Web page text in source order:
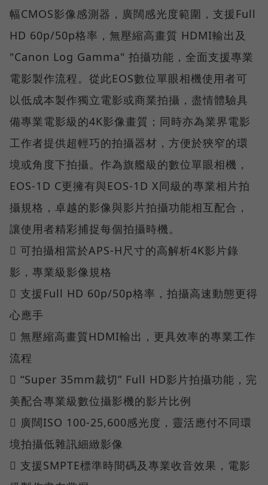
幅CMOS影像感測器，廣闊感光度範圍，支援Full
HD 60p/50p格率，無壓縮高畫質 HDMI輸出及
"Canon Log Gamma" 拍攝功能，全面支援專業
電影製作流程。從此EOS數位單眼相機使用者可
以低成本製作獨立電影或商業拍攝，盡情體驗具
備專業電影級的4K影像畫質；同時亦為業界電影
工作者提供超輕巧的拍攝器材，方便於狹窄的環
境或角度下拍攝。作為旗艦級的數位單眼相機，
EOS-1D C更擁有與EOS-1D X同級的專業相片拍
攝規格，卓越的影像與影片拍攝功能相互配合，
讓使用者精彩捕捉每個拍攝時機。
 可拍攝相當於APS-H尺寸的高解析4K影片錄
影，專業級影像規格
 支援Full HD 60p/50p格率，拍攝高速動態更得
心應手
 無壓縮高畫質HDMI輸出，更具效率的專業工作
流程
 “Super 35mm裁切” Full HD影片拍攝功能，完
美配合專業級數位攝影機的影片比例
 廣闊ISO 100-25,600感光度，靈活應付不同環
境拍攝低雜訊細緻影像
 支援SMPTE標準時間碼及專業收音效果，電影